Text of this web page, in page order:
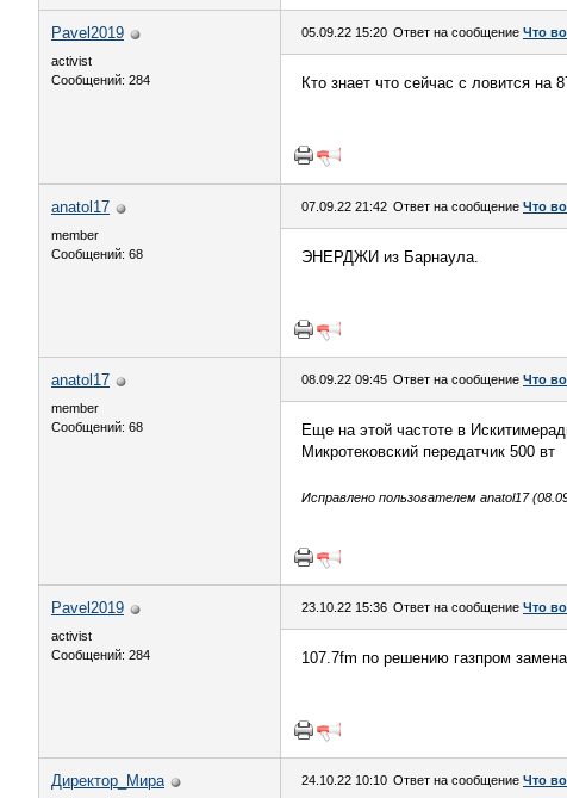
Pavel2019
activist
Сообщений: 284
05.09.22 15:20 Ответ на сообщение Что
Кто знает что сейчас с ловится на
anatol17
member
Сообщений: 68
07.09.22 21:42 Ответ на сообщение Что
ЭНЕРДЖИ из Барнаула.
anatol17
member
Сообщений: 68
08.09.22 09:45 Ответ на сообщение Что
Еще на этой частоте в
Микротековский передатчик 500 вт
Исправлено пользователем anatol17
Pavel2019
activist
Сообщений: 284
23.10.22 15:36 Ответ на сообщение Что
107.7fm по решению газпром
Директор_Мира 24.10.22 10:10 Ответ на сообщение Что